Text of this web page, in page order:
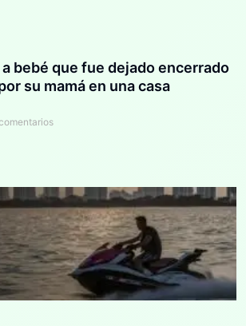
bebé que fue dejado encerrado
su mamá en una casa